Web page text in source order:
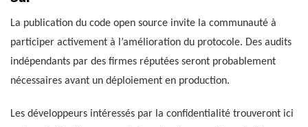
La publication du code open source invite la communauté à
participer activement à l’amélioration du protocole. Des audits
indépendants par des firmes réputées seront probablement
nécessaires avant un déploiement en production.
Les développeurs intéressés par la confidentialité trouveront ici